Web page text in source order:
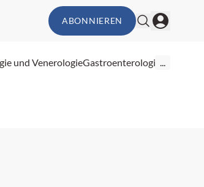
ABONNIEREN
und VenerologieGastroenterologie...